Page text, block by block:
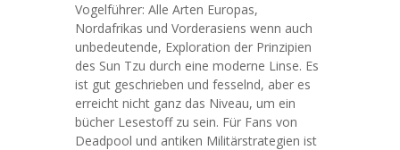
Vogelführer: Alle Arten Europas,
Nordafrikas und Vorderasiens wenn auch
unbedeutende, Exploration der Prinzipien
des Sun Tzu durch eine moderne Linse. Es
ist gut geschrieben und fesselnd, aber es
erreicht nicht ganz das Niveau, um ein
bücher Lesestoff zu sein. Für Fans von
Deadpool und antiken Militärstrategien ist